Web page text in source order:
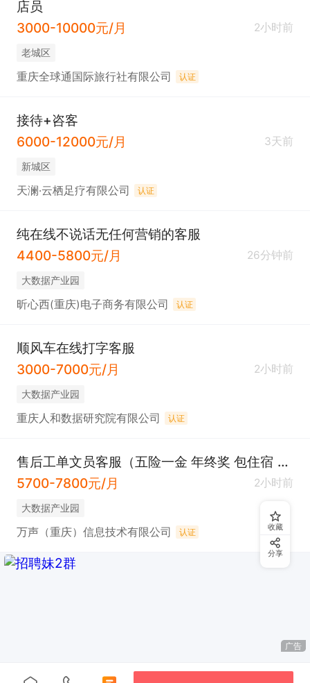
店员
3000-10000元/月
2小时前
老城区
重庆全球通国际旅行社有限公司 认证
接待+咨客
6000-12000元/月
3天前
新城区
天澜·云栖足疗有限公司 认证
纯在线不说话无任何营销的客服
4400-5800元/月
26分钟前
大数据产业园
昕心西(重庆)电子商务有限公司 认证
顺风车在线打字客服
3000-7000元/月
2小时前
大数据产业园
重庆人和数据研究院有限公司 认证
售后工单文员客服（五险一金 年终奖 包住宿 双休）
5700-7800元/月
2小时前
大数据产业园
万声（重庆）信息技术有限公司 认证
广告
收藏
分享